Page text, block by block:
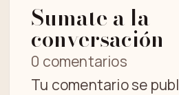
Sumate a la
conversación
0 comentarios
Tu comentario se